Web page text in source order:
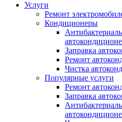
Услуги
Ремонт
Кондиционеры
Заправка
Ремонт
Чистка
Популярные услуги
Ремонт
Заправка